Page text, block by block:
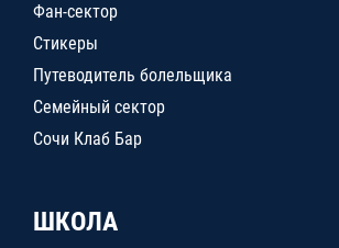
Фан-сектор
Стикеры
Путеводитель болельщика
Семейный сектор
Сочи Клаб Бар
ШКОЛА